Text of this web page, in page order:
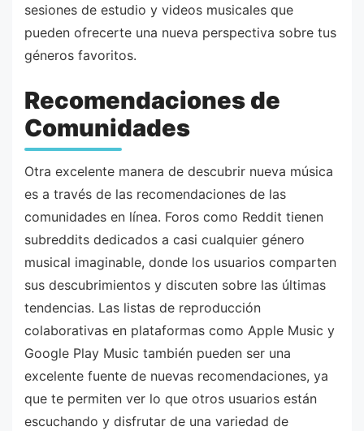
sesiones de estudio y videos musicales que
pueden ofrecerte una nueva perspectiva sobre tus
géneros favoritos.
Recomendaciones de
Comunidades
Otra excelente manera de descubrir nueva música
es a través de las recomendaciones de las
comunidades en línea. Foros como Reddit tienen
subreddits dedicados a casi cualquier género
musical imaginable, donde los usuarios comparten
sus descubrimientos y discuten sobre las últimas
tendencias. Las listas de reproducción
colaborativas en plataformas como Apple Music y
Google Play Music también pueden ser una
excelente fuente de nuevas recomendaciones, ya
que te permiten ver lo que otros usuarios están
escuchando y disfrutar de una variedad de